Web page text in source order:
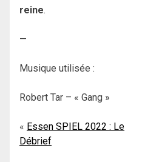
reine.
—
Musique utilisée :
Robert Tar – « Gang »
Navigation
de
Essen SPIEL 2022 : Le
Débrief